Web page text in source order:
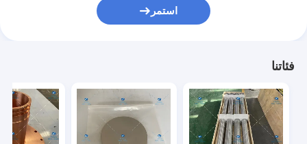
أجزاء التيتانيوم المخصصة
اقراص التيتانيوم
مصبوبات التيتانيوم
استمر
فئاتنا